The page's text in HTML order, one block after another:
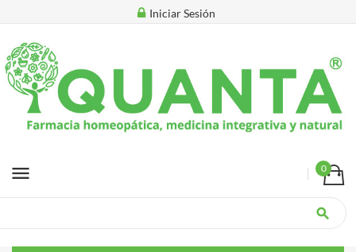
Iniciar Sesión
menu 0
search